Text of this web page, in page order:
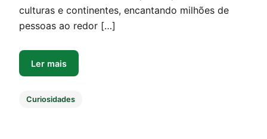
culturas e continentes, encantando milhões de
pessoas ao redor […]
Ler mais
Curiosidades